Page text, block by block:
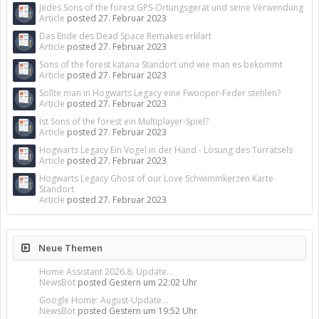
Jedes Sons of the forest GPS-Ortungsgerät und seine Verwendung
Article posted 27. Februar 2023
Das Ende des Dead Space Remakes erklärt
Article posted 27. Februar 2023
Sons of the forest katana Standort und wie man es bekommt
Article posted 27. Februar 2023
Sollte man in Hogwarts Legacy eine Fwooper-Feder stehlen?
Article posted 27. Februar 2023
Ist Sons of the forest ein Multiplayer-Spiel?
Article posted 27. Februar 2023
Hogwarts Legacy Ein Vogel in der Hand - Lösung des Türrätsels
Article posted 27. Februar 2023
Hogwarts Legacy Ghost of our Love Schwimmkerzen Karte
Standort
Article posted 27. Februar 2023
Neue Themen
Home Assistant 2026.8: Update...
NewsBot posted Gestern um 22:02 Uhr
Google Home: August-Update...
NewsBot posted Gestern um 19:52 Uhr